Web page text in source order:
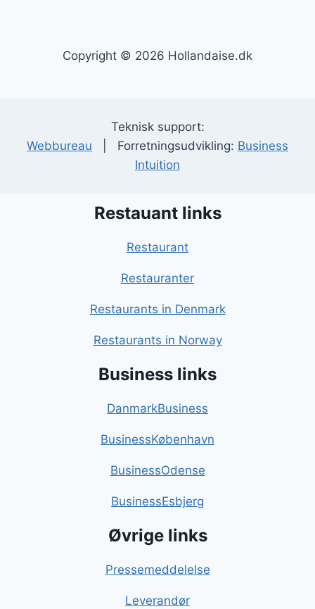
Copyright © 2026 Hollandaise.dk
Teknisk support:
Webbureau | Forretningsudvikling: Business
Intuition
Restauant links
Restaurant
Restauranter
Restaurants in Denmark
Restaurants in Norway
Business links
DanmarkBusiness
BusinessKøbenhavn
BusinessOdense
BusinessEsbjerg
Øvrige links
Pressemeddelelse
Leverandør